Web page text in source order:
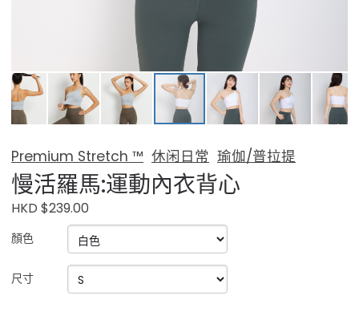
Premium Stretch ™ 休闲日常 瑜伽/普拉提
慢活羅馬:運動內衣背心
HKD $239.00
顏色
尺寸